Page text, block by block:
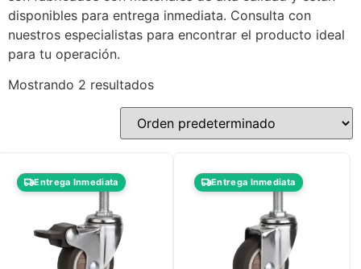
disponibles para entrega inmediata. Consulta con
nuestros especialistas para encontrar el producto ideal
para tu operación.
Mostrando 2 resultados
Entrega Inmediata Entrega Inmediata